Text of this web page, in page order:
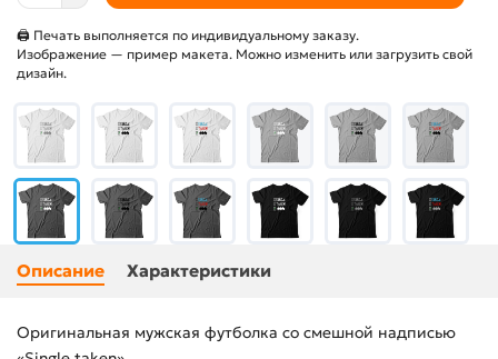
🖨 Печать выполняется по индивидуальному заказу.
Изображение — пример макета. Можно изменить или загрузить свой
дизайн.
Описание Характеристики
Оригинальная мужская футболка со смешной надписью